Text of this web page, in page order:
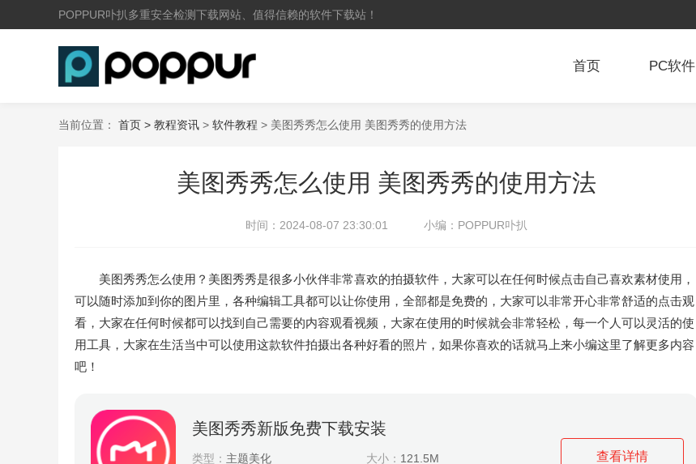
POPPUR卟扒多重安全检测下载网站、值得信赖的软件下载站！
首页 PC软件
当前位置： 首页 > 教程资讯 > 软件教程 > 美图秀秀怎么使用 美图秀秀的使用方法
美图秀秀怎么使用 美图秀秀的使用方法
时间： 2024-08-07 23:30:01 小编： POPPUR卟扒
美图秀秀怎么使用？美图秀秀是很多小伙伴非常喜欢的拍摄软件，大家可以在任何时候点击自己喜欢素材使用，
可以随时添加到你的图片里，各种编辑工具都可以让你使用，全部都是免费的，大家可以非常开心非常舒适的点击观
看，大家在任何时候都可以找到自己需要的内容观看视频，大家在使用的时候就会非常轻松，每一个人可以灵活的使
用工具，大家在生活当中可以使用这款软件拍摄出各种好看的照片，如果你喜欢的话就马上来小编这里了解更多内容
吧！
美图秀秀新版免费下载安装
类型： 主题美化 大小： 121.5M
查看详情